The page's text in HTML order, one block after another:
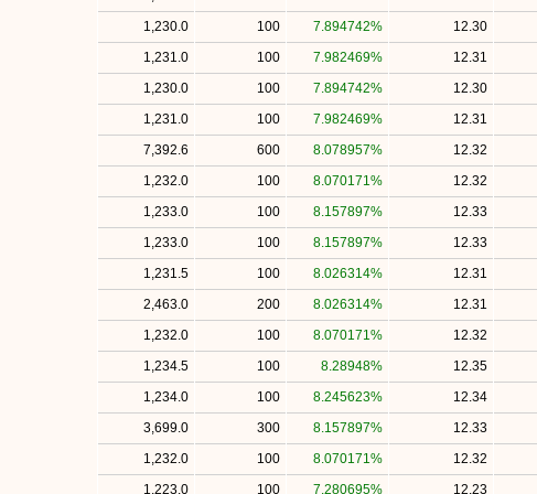
12.30
7.894742%
100
1,230.0
12.31
7.982469%
100
1,231.0
12.30
7.894742%
100
1,230.0
12.31
7.982469%
100
1,231.0
12.32
8.078957%
600
7,392.6
12.32
8.070171%
100
1,232.0
12.33
8.157897%
100
1,233.0
12.33
8.157897%
100
1,233.0
12.31
8.026314%
100
1,231.5
12.31
8.026314%
200
2,463.0
12.32
8.070171%
100
1,232.0
12.35
8.28948%
100
1,234.5
12.34
8.245623%
100
1,234.0
12.33
8.157897%
300
3,699.0
12.32
8.070171%
100
1,232.0
12.23
7.280695%
100
1,223.0